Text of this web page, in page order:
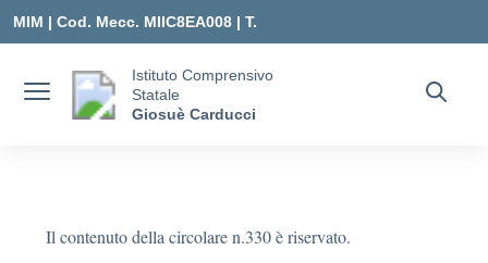
MIM | Cod. Mecc. MIIC8EA008 | T.
MIIC8EA008@ISTRUZIONE.IT
Istituto Comprensivo
Statale
Giosuè Carducci
Il contenuto della circolare n.330 è riservato.